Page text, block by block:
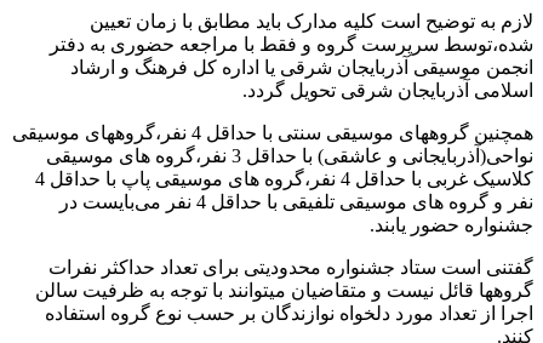
لازم به توضیح است کلیه مدارک باید مطابق با زمان تعیین
شده،توسط سرپرست گروه و فقط با مراجعه حضوری به دفتر
انجمن موسیقی آذربایجان شرقی یا اداره کل فرهنگ و ارشاد
اسلامی آذربایجان شرقی تحویل گردد.
همچنین گروه­های موسیقی سنتی با حداقل 4 نفر،گروه­های موسیقی
نواحی(آذربایجانی و عاشقی) با حداقل 3 نفر،گروه های موسیقی
کلاسیک غربی با حداقل 4 نفر،گروه های موسیقی پاپ با حداقل 4
نفر و گروه های موسیقی تلفیقی با حداقل 4 نفر می‌بایست در
جشنواره حضور یابند.
گفتنی است ستاد جشنواره محدودیتی برای تعداد حداکثر نفرات
گروه­ها قائل نیست و متقاضیان می­توانند با توجه به ظرفیت سالن
اجرا از تعداد مورد دلخواه نوازندگان بر حسب نوع گروه استفاده
کنند.